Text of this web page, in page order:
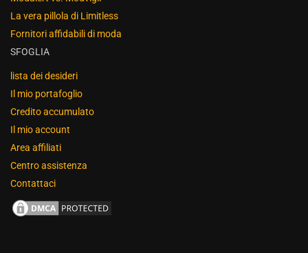
La vera pillola di Limitless
Fornitori affidabili di moda
SFOGLIA
lista dei desideri
Il mio portafoglio
Credito accumulato
Il mio account
Area affiliati
Centro assistenza
Contattaci